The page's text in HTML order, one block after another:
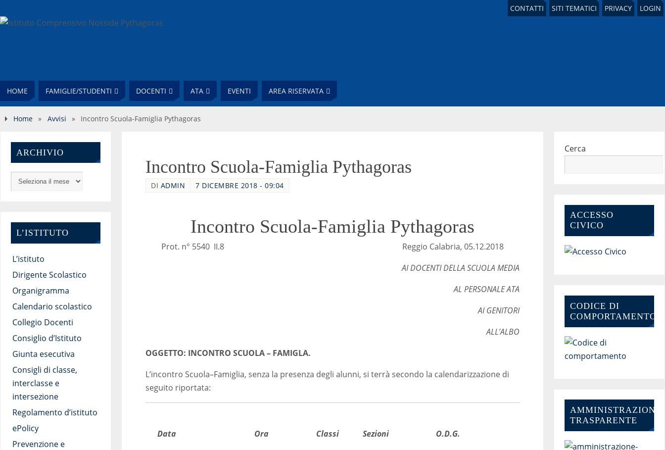
CONTATTI SITI TEMATICI PRIVACY LOGIN
HOME FAMIGLIE/STUDENTI DOCENTI ATA EVENTI AREA RISERVATA
Home » Avvisi » Incontro Scuola-Famiglia Pythagoras
Incontro Scuola-Famiglia Pythagoras
DI ADMIN 7 DICEMBRE 2018 - 09:04
Incontro Scuola-Famiglia Pythagoras
Prot. n° 5540 II.8 Reggio Calabria, 05.12.2018
AI DOCENTI DELLA SCUOLA MEDIA
AL PERSONALE ATA
AI GENITORI
ALL’ALBO
OGGETTO: INCONTRO SCUOLA – FAMIGLA.
L’incontro Scuola–Famiglia, senza la presenza degli alunni, si terrà secondo la calendarizzazione di
seguito riportata:
Data Ora Classi Sezioni O.D.G.
ARCHIVIO
L’ISTITUTO
L’istituto
Dirigente Scolastico
Organigramma
Calendario scolastico
Collegio Docenti
Consiglio d’Istituto
Giunta esecutiva
Consigli di classe,
interclasse e
intersezione
Regolamento d’istituto
ePolicy
Prevenzione e
Cerca
ACCESSO
CIVICO
CODICE DI
COMPORTAMENTO
AMMINISTRAZIONE-
TRASPARENTE